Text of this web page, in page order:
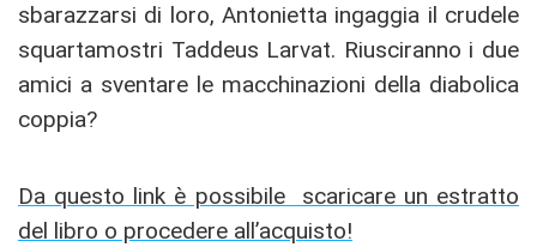
sbarazzarsi di loro, Antonietta ingaggia il crudele
squartamostri Taddeus Larvat. Riusciranno i due
amici a sventare le macchinazioni della diabolica
coppia?
Da questo link è possibile scaricare un estratto
del libro o procedere all’acquisto!